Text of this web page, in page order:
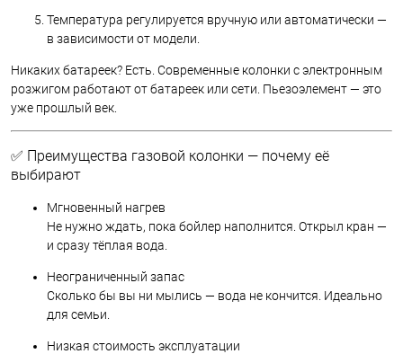
Температура регулируется вручную или автоматически —
в зависимости от модели.
Никаких батареек? Есть. Современные колонки с электронным
розжигом работают от батареек или сети. Пьезоэлемент — это
уже прошлый век.
✅ Преимущества газовой колонки — почему её
выбирают
Мгновенный нагрев
Не нужно ждать, пока бойлер наполнится. Открыл кран —
и сразу тёплая вода.
Неограниченный запас
Сколько бы вы ни мылись — вода не кончится. Идеально
для семьи.
Низкая стоимость эксплуатации